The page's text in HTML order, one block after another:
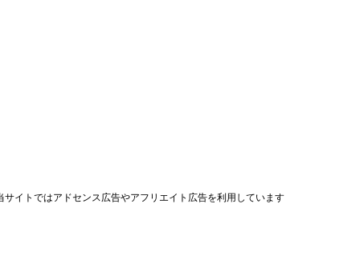
サイトではアドセンス広告やアフリエイト広告を利用しています